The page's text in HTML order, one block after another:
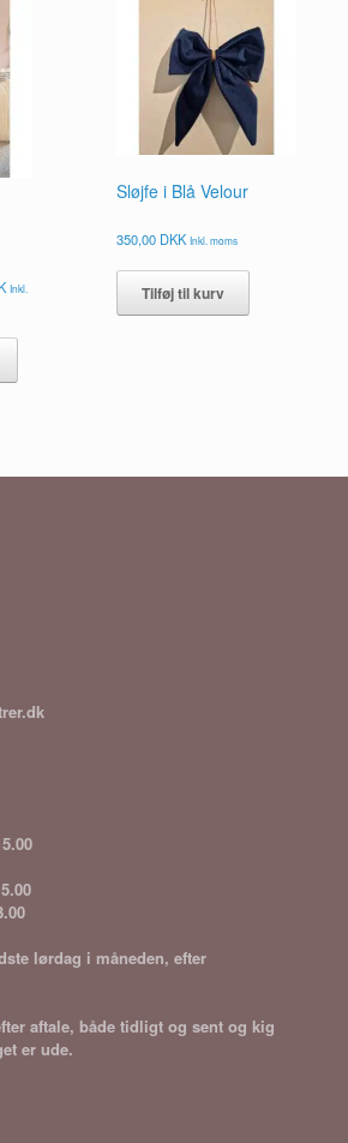
Prisinterval:
225,00 DKK
Inkl.
Dette
har
Sløjfe i Blå Velour
350,00 DKK Inkl. moms
Tilføj til kurv
lørdag i måneden, efter
aftale, både tidligt og sent og kig
er ude.